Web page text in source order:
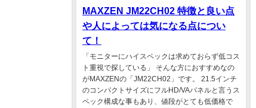
MAXZEN JM22CH02 特徴と良い点
や人によっては気になる点につい
て！
「モニターにハイスペックは求めておらず低コス
ト重視で探している」 そんな方におすすめなの
がMAXZENの「JM22CH02」です。 21.5インチ
のコンパクトサイズにフルHD/VAパネルと言うス
ペック構成な事もあり、値段がとても低価格で